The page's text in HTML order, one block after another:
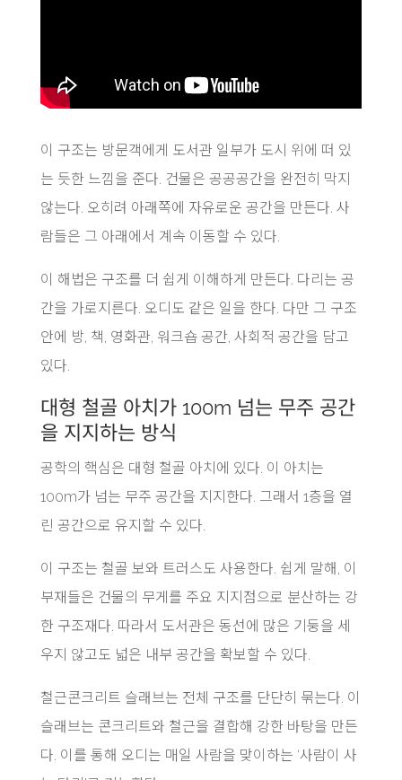
이 구조는 방문객에게 도서관 일부가 도시 위에 떠 있
는 듯한 느낌을 준다. 건물은 공공공간을 완전히 막지
않는다. 오히려 아래쪽에 자유로운 공간을 만든다. 사
람들은 그 아래에서 계속 이동할 수 있다.
이 해법은 구조를 더 쉽게 이해하게 만든다. 다리는 공
간을 가로지른다. 오디도 같은 일을 한다. 다만 그 구조
안에 방, 책, 영화관, 워크숍 공간, 사회적 공간을 담고
있다.
대형 철골 아치가 100m 넘는 무주 공간
을 지지하는 방식
공학의 핵심은 대형 철골 아치에 있다. 이 아치는
100m가 넘는 무주 공간을 지지한다. 그래서 1층을 열
린 공간으로 유지할 수 있다.
이 구조는 철골 보와 트러스도 사용한다. 쉽게 말해, 이
부재들은 건물의 무게를 주요 지지점으로 분산하는 강
한 구조재다. 따라서 도서관은 동선에 많은 기둥을 세
우지 않고도 넓은 내부 공간을 확보할 수 있다.
철근콘크리트 슬래브는 전체 구조를 단단히 묶는다. 이
슬래브는 콘크리트와 철근을 결합해 강한 바탕을 만든
다. 이를 통해 오디는 매일 사람을 맞이하는 ‘사람이 사